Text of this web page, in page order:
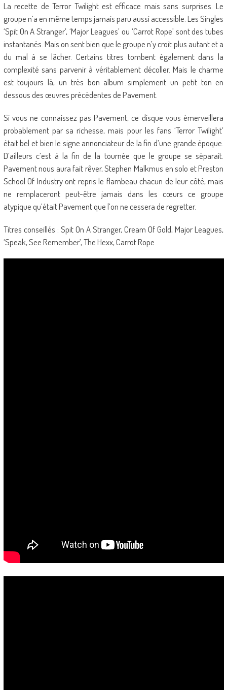
La recette de Terror Twilight est efficace mais sans surprises. Le
groupe n’a en même temps jamais paru aussi accessible. Les Singles
‘Spit On A Stranger’, ‘Major Leagues’ ou ‘Carrot Rope’ sont des tubes
instantanés. Mais on sent bien que le groupe n’y croit plus autant et a
du mal à se lâcher. Certains titres tombent également dans la
complexité sans parvenir à véritablement décoller. Mais le charme
est toujours là, un très bon album simplement un petit ton en
dessous des œuvres précédentes de Pavement.
Si vous ne connaissez pas Pavement, ce disque vous émerveillera
probablement par sa richesse, mais pour les fans ‘Terror Twilight’
était bel et bien le signe annonciateur de la fin d’une grande époque.
D’ailleurs c’est à la fin de la tournée que le groupe se séparait.
Pavement nous aura fait rêver, Stephen Malkmus en solo et Preston
School Of Industry ont repris le flambeau chacun de leur côté, mais
ne remplaceront peut-être jamais dans les cœurs ce groupe
atypique qu’était Pavement que l’on ne cessera de regretter.
Titres conseillés : Spit On A Stranger, Cream Of Gold, Major Leagues,
‘Speak, See Remember’, The Hexx, Carrot Rope